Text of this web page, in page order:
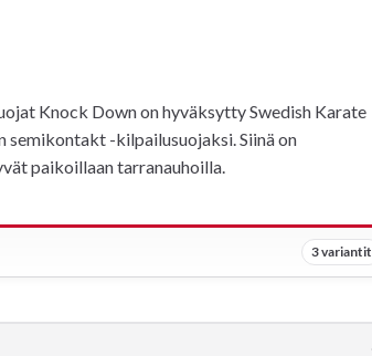
Knock Down on hyväksytty Swedish Karate
semikontakt -kilpailusuojaksi. Siinä on
paikoillaan tarranauhoilla.
3 variantit